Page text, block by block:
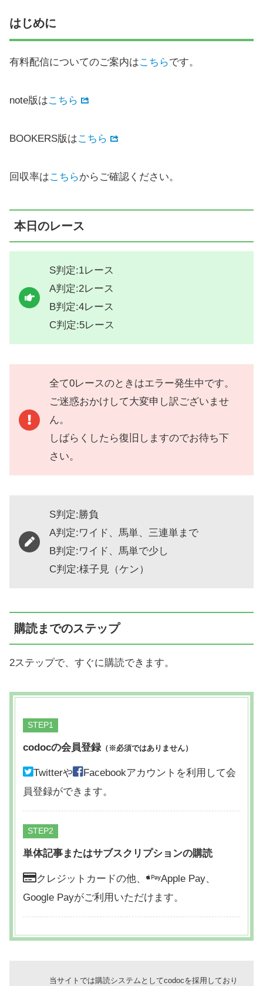
はじめに
有料配信についてのご案内はこちらです。
note版はこちら
BOOKERS版はこちら
回収率はこちらからご確認ください。
本日のレース
S判定:1レース
A判定:2レース
B判定:4レース
C判定:5レース
全て0レースのときはエラー発生中です。
ご迷惑おかけして大変申し訳ございませ
ん。
しばらくしたら復旧しますのでお待ち下
さい。
S判定:勝負
A判定:ワイド、馬単、三連単まで
B判定:ワイド、馬単で少し
C判定:様子見（ケン）
購読までのステップ
2ステップで、すぐに購読できます。
STEP
codocの会員登録（※必須ではありません）
Twitterや
Facebookアカウントを利用して会
員登録ができます。
STEP
単体記事またはサブスクリプションの購読
クレジットカードの他、
Apple Pay、
Google Payがご利用いただけます。
当サイトでは購読システムとしてcodocを採用しており